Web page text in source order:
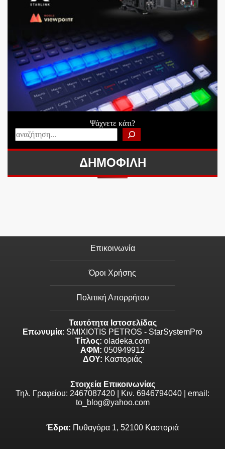
Ψάχνετε κάτι?
ΔΗΜΟΦΙΛΗ
Επικοινωνία
Όροι Χρήσης
Πολιτική Απορρήτου
Ταυτότητα Ιστοσελίδας
Επωνυμία: SMIXIOTIS PETROS - StarSystemPro
Τίτλος: oladeka.com
ΑΦΜ: 050949912
ΔΟΥ: Καστοριάς
Στοιχεία Επικοινωνίας
Τηλ. Γραφείου: 2467087420 | Κιν. 6946794040 | email:
to_blog@yahoo.com
Έδρα: Πυθαγόρα 1, 52100 Καστοριά